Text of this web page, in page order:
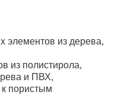
элементов из дерева,
из полистирола,
и ПВХ,
пористым